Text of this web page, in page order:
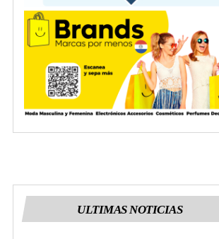
ULTIMAS NOTICIAS